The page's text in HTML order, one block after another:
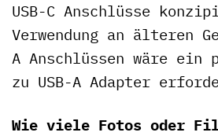
USB-C Anschlüsse
Verwendung an älteren
A Anschlüssen wäre ein
zu USB-A Adapter
Wie viele Fotos oder